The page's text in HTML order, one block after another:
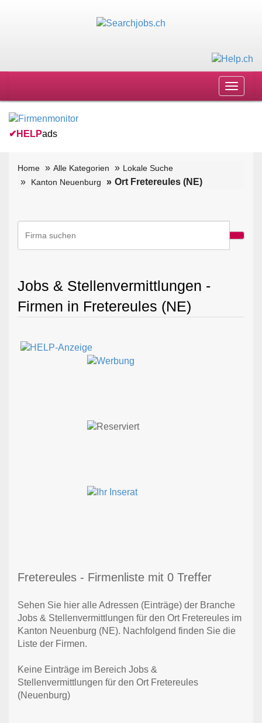
Toggle
✔ HELPads
Home Alle Kategorien
Lokale Suche
Kanton Neuenburg
Ort Fretereules (NE)
Jobs & Stellenvermittlungen -
Firmen in Fretereules (NE)
Fretereules - Firmenliste mit 0 Treffer
Sehen Sie hier alle Adressen (Einträge) der Branche
Jobs & Stellenvermittlungen für den Ort Fretereules im
Kanton Neuenburg (NE). Nachfolgend finden Sie die
Liste der Firmen.
Keine Einträge im Bereich Jobs &
Stellenvermittlungen für den Ort Fretereules
(Neuenburg)